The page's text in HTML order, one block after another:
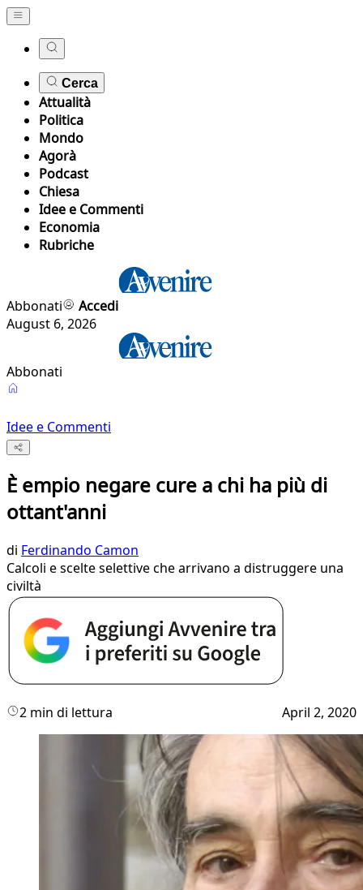
Cerca
Attualità
Politica
Mondo
Agorà
Podcast
Chiesa
Idee e Commenti
Economia
Rubriche
Abbonati
Accedi
August 6, 2026
Abbonati
Idee e Commenti
È empio negare cure a chi ha più di
ottant'anni
di Ferdinando Camon
Calcoli e scelte selettive che arrivano a distruggere una
civiltà
2 min di lettura April 2, 2020